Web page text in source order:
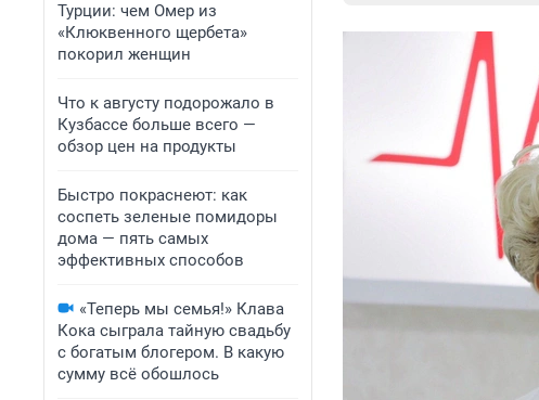
Турции: чем Омер из
«Клюквенного щербета»
покорил женщин
Что к августу подорожало в
Кузбассе больше всего —
обзор цен на продукты
Быстро покраснеют: как
соспеть зеленые помидоры
дома — пять самых
эффективных способов
«Теперь мы семья!» Клава
Кока сыграла тайную свадьбу
с богатым блогером. В какую
сумму всё обошлось